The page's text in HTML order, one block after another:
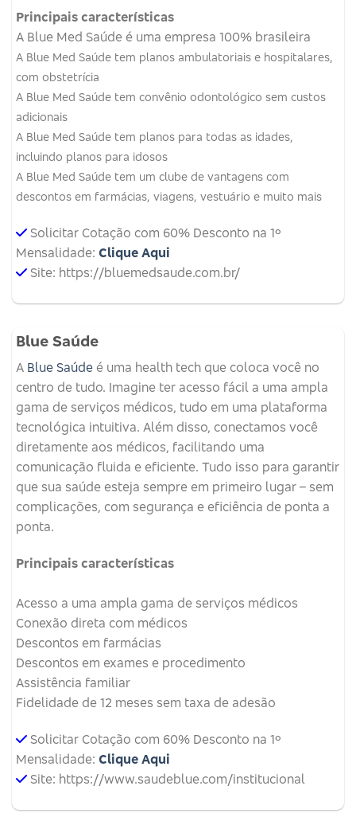
Principais características
A Blue Med Saúde é uma empresa 100% brasileira
A Blue Med Saúde tem planos ambulatoriais e hospitalares,
com obstetrícia
A Blue Med Saúde tem convênio odontológico sem custos
adicionais
A Blue Med Saúde tem planos para todas as idades,
incluindo planos para idosos
A Blue Med Saúde tem um clube de vantagens com
descontos em farmácias, viagens, vestuário e muito mais
Solicitar Cotação com 60% Desconto na 1º
Mensalidade: Clique Aqui
Site: https://bluemedsaude.com.br/
Blue Saúde
A Blue Saúde é uma health tech que coloca você no
centro de tudo. Imagine ter acesso fácil a uma ampla
gama de serviços médicos, tudo em uma plataforma
tecnológica intuitiva. Além disso, conectamos você
diretamente aos médicos, facilitando uma
comunicação fluida e eficiente. Tudo isso para garantir
que sua saúde esteja sempre em primeiro lugar – sem
complicações, com segurança e eficiência de ponta a
ponta.
Principais características
Acesso a uma ampla gama de serviços médicos
Conexão direta com médicos
Descontos em farmácias
Descontos em exames e procedimento
Assistência familiar
Fidelidade de 12 meses sem taxa de adesão
Solicitar Cotação com 60% Desconto na 1º
Mensalidade: Clique Aqui
Site: https://www.saudeblue.com/institucional